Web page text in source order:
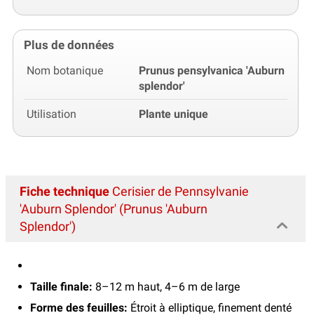
Plus de données
Nom botanique
Prunus pensylvanica 'Auburn
splendor'
Utilisation Plante unique
Fiche technique Cerisier de Pennsylvanie
'Auburn Splendor' (Prunus 'Auburn
Splendor')
Taille finale: 8–12 m haut, 4–6 m de large
Forme des feuilles: Étroit à elliptique, finement denté